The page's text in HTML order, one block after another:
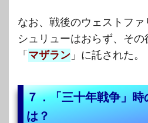
なお、戦後のウェストファ
シュリューはおらず、そ
「 マザラン 」に託された。
７．「三十年戦争」時
は？